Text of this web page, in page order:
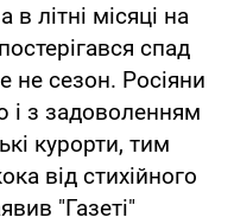
в літні місяці на
спад
не сезон. Росіяни
і з задоволенням
курорти, тим
від стихійного
"Газеті"